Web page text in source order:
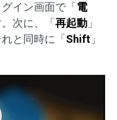
イン画面で「 電
次に、「 再起動 」
と同時に「 Shift 」